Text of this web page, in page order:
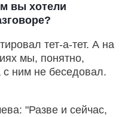
вы хотели
тет-а-тет. А на
мы, понятно,
с ним не беседовал.
"Разве и сейчас,